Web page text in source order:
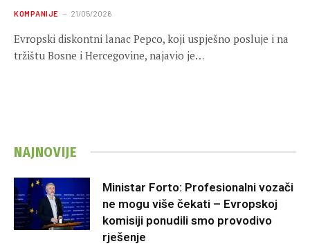
KOMPANIJE 21/05/2026
Evropski diskontni lanac Pepco, koji uspješno posluje i na
tržištu Bosne i Hercegovine, najavio je…
NAJNOVIJE
Ministar Forto: Profesionalni vozači
ne mogu više čekati – Evropskoj
komisiji ponudili smo provodivo
rješenje